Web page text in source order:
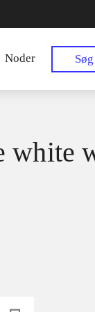
Noder Søg
white